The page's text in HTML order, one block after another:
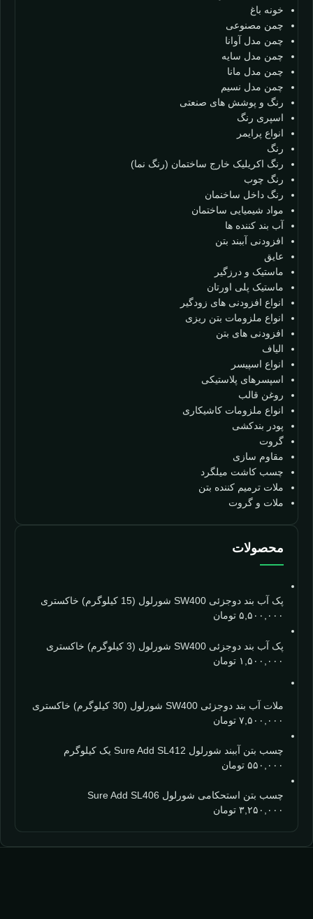
خونه باغ
چمن مصنوعی
چمن مدل آوانا
چمن مدل سایه
چمن مدل مانا
چمن مدل نسیم
رنگ و پوشش های صنعتی
اسپری رنگ
انواع پرایمر
رنگ
رنگ اکریلیک خارج ساختمان (رنگ نما)
رنگ چوب
رنگ داخل ساخنمان
مواد شیمیایی ساختمان
آب بند کننده ها
افزودنی آببند بتن
عایق
ماستیک و درزگیر
ماستیک پلی اورتان
انواع افزودنی های زودگیر
انواع ملزومات بتن ریزی
افزودنی های بتن
الیاف
انواع اسپیسر
اسپسرهای پلاستیکی
روغن قالب
انواع ملزومات کاشیکاری
پودر بندکشی
گروت
مقاوم سازی
چسب کاشت میلگرد
ملات ترمیم کننده بتن
ملات و گروت
محصولات
پک آب بند دوجزئی SW400 شورلول (15 کیلوگرم) خاکستری
۵,۵۰۰,۰۰۰ تومان
پک آب بند دوجزئی SW400 شورلول (3 کیلوگرم) خاکستری
۱,۵۰۰,۰۰۰ تومان
ملات آب بند دوجزئی SW400 شورلول (30 کیلوگرم) خاکستری
۷,۵۰۰,۰۰۰ تومان
چسب بتن آببند شورلول Sure Add SL412 یک کیلوگرم
۵۵۰,۰۰۰ تومان
چسب بتن استحکامی شورلول Sure Add SL406
۳,۲۵۰,۰۰۰ تومان